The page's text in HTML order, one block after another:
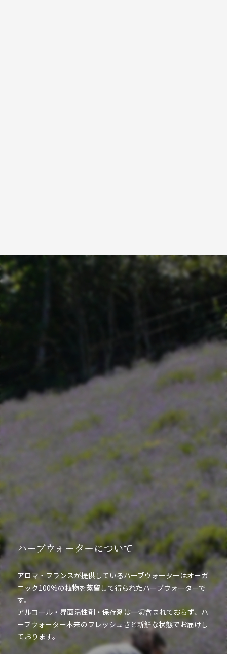
ハーブウォーターについて
アロマ・フランスが提供しているハーブウォーターはオーガ
ニック100％の植物を蒸留して得られたハーブウォーターで
す。
アルコール・界面活性剤・保存剤は一切含まれておらず、ハ
ーブウォーター本来のフレッシュさと新鮮な状態でお届けし
ております。